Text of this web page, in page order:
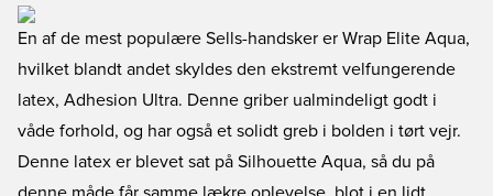
En af de mest populære Sells-handsker er Wrap Elite Aqua,
hvilket blandt andet skyldes den ekstremt velfungerende
latex, Adhesion Ultra. Denne griber ualmindeligt godt i
våde forhold, og har også et solidt greb i bolden i tørt vejr.
Denne latex er blevet sat på Silhouette Aqua, så du på